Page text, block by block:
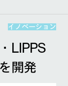
イノベーション
LIPPS
開発